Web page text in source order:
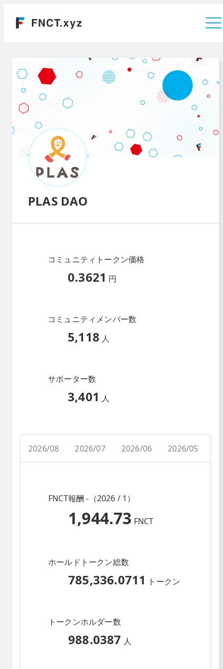
PLAS DAO
コミュニティトークン価格
0.3621 円
コミュニティメンバー数
5,118 人
サポーター数
3,401 人
2026/08 2026/07 2026/06 2026/05
FNCT報酬 -（2026 / 1）
1,944.73 FNCT
ホールドトークン総数
785,336.0711 トークン
トークンホルダー数
988.0387 人